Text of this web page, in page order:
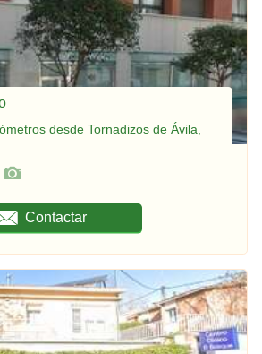
desde Tornadizos de Ávila,
Contactar